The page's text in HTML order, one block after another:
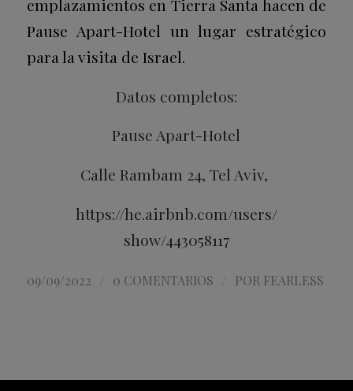
emplazamientos en Tierra Santa hacen de
Pause Apart-Hotel un lugar estratégico
para la visita de Israel.
Datos completos:
Pause Apart-Hotel
Calle Rambam 24, Tel Aviv,
https://he.airbnb.com/users/
show/443058117
09/09/2022 0 COMENTARIOS POR FEARLESS